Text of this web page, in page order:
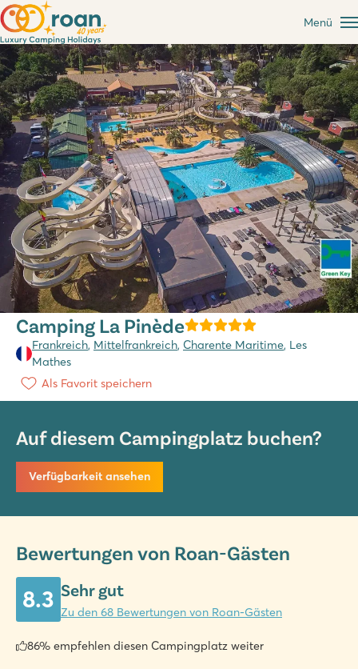
Menü
Camping La Pinède
Frankreich, Mittelfrankreich, Charente Maritime, Les
Mathes
Als Favorit speichern
Auf diesem Campingplatz buchen?
Verfügbarkeit ansehen
Bewertungen von Roan-Gästen
8.3 Sehr gut
Zu den 68 Bewertungen von Roan-Gästen
86% empfehlen diesen Campingplatz weiter